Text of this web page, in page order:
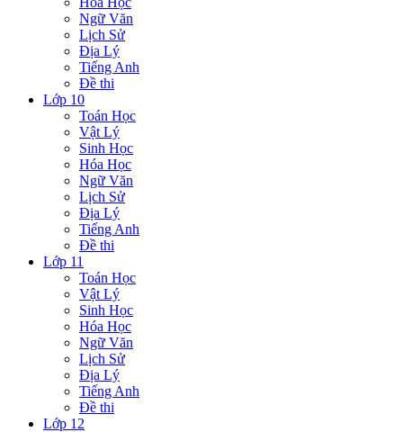
Ngữ Văn
Lịch Sử
Địa Lý
Tiếng Anh
Đề thi
Lớp 10
Toán Học
Vật Lý
Sinh Học
Hóa Học
Ngữ Văn
Lịch Sử
Địa Lý
Tiếng Anh
Đề thi
Lớp 11
Toán Học
Vật Lý
Sinh Học
Hóa Học
Ngữ Văn
Lịch Sử
Địa Lý
Tiếng Anh
Đề thi
Lớp 12